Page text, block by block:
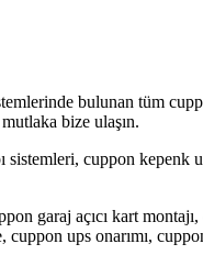
bulunan tüm
bize ulaşın.
sistemleri, cuppon
garaj açıcı kart
cuppon ups onarımı,